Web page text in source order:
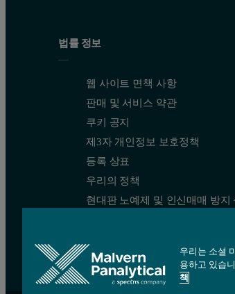
법률 정보
웹 사이트 면책 사항
판매 및 서비스 약관
쿠키 공지
제3자 개인정보 보호정책
등록 상표
우리의 정책
현대판 노예제 및 인신매매 방지
우리는 소셜
용하고 있습
책